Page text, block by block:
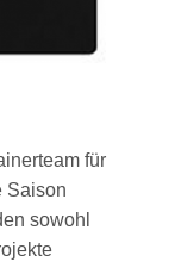
für
Saison
sowohl